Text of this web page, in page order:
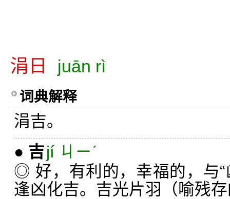
涓日 juān rì
词典解释
涓吉。
● 吉jí ㄐㄧˊ
◎ 好，有利的，幸福的，与“
逢凶化吉。吉光片羽（喻残